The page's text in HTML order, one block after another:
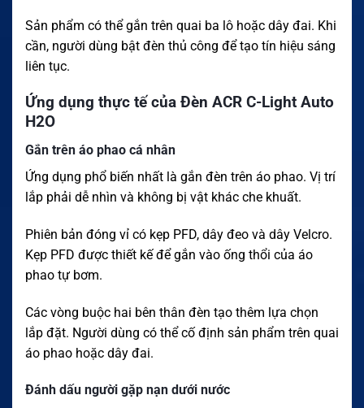
Sản phẩm có thể gắn trên quai ba lô hoặc dây đai. Khi
cần, người dùng bật đèn thủ công để tạo tín hiệu sáng
liên tục.
Ứng dụng thực tế của Đèn ACR C-Light Auto
H2O
Gắn trên áo phao cá nhân
Ứng dụng phổ biến nhất là gắn đèn trên áo phao. Vị trí
lắp phải dễ nhìn và không bị vật khác che khuất.
Phiên bản đóng vỉ có kẹp PFD, dây đeo và dây Velcro.
Kẹp PFD được thiết kế để gắn vào ống thổi của áo
phao tự bơm.
Các vòng buộc hai bên thân đèn tạo thêm lựa chọn
lắp đặt. Người dùng có thể cố định sản phẩm trên quai
áo phao hoặc dây đai.
Đánh dấu người gặp nạn dưới nước